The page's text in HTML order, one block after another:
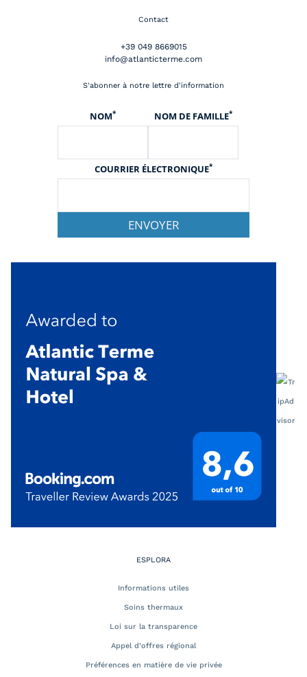
Contact
+39 049 8669015
info@atlanticterme.com
S'abonner à notre lettre d'information
NOM* NOM DE FAMILLE*
COURRIER ÉLECTRONIQUE*
ESPLORA
Informations utiles
Soins thermaux
Loi sur la transparence
Appel d’offres régional
Préférences en matière de vie privée